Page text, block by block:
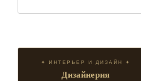
✦ ИНТЕРЬЕР И ДИЗАЙН ✦
Дизайнерия